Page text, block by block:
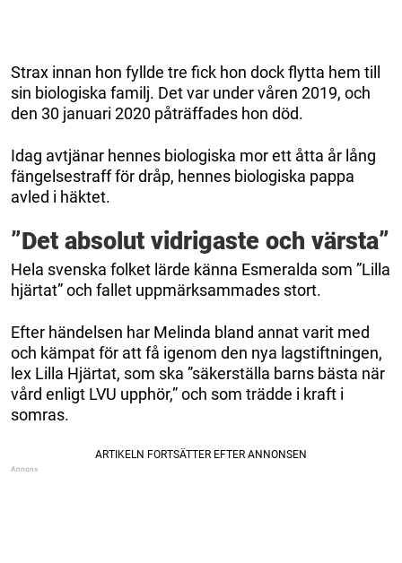
Strax innan hon fyllde tre fick hon dock flytta hem till
sin biologiska familj. Det var under våren 2019, och
den 30 januari 2020 påträffades hon död.
Idag avtjänar hennes biologiska mor ett åtta år lång
fängelsestraff för dråp, hennes biologiska pappa
avled i häktet.
”Det absolut vidrigaste och värsta”
Hela svenska folket lärde känna Esmeralda som ”Lilla
hjärtat” och fallet uppmärksammades stort.
Efter händelsen har Melinda bland annat varit med
och kämpat för att få igenom den nya lagstiftningen,
lex Lilla Hjärtat, som ska ”säkerställa barns bästa när
vård enligt LVU upphör,” och som trädde i kraft i
somras.